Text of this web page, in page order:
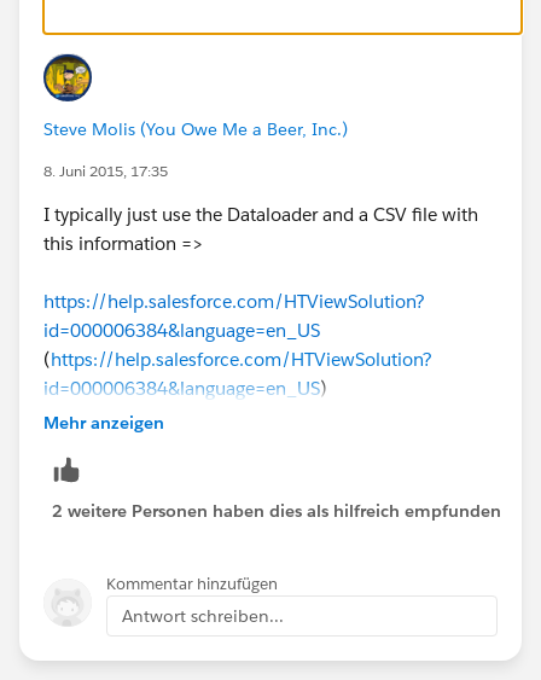
password reset button for all newly created users.
Steve Molis (You Owe Me a Beer, Inc.)
8. Juni 2015, 17:35
I typically just use the Dataloader and a CSV file with
this information =>
https://help.salesforce.com/HTViewSolution?
id=000006384&language=en_US
(https://help.salesforce.com/HTViewSolution?
id=000006384&language=en_US)
Mehr anzeigen
2 weitere Personen haben dies als hilfreich empfunden
Kommentar hinzufügen
Antwort schreiben...